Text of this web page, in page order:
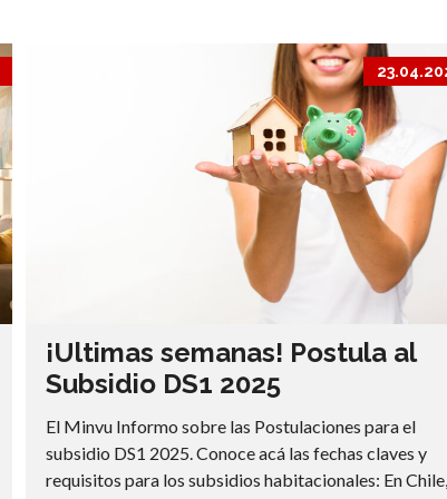
¡Ultimas semanas! Postula al
Subsidio DS1 2025
El Minvu Informo sobre las Postulaciones para el
subsidio DS1 2025. Conoce acá las fechas claves y
requisitos para los subsidios habitacionales: En Chile,